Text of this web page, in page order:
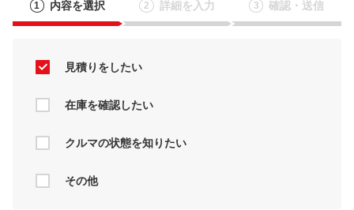
1 内容を選択 2 詳細を入力 3 確認・送信
見積りをしたい
在庫を確認したい
クルマの状態を知りたい
その他